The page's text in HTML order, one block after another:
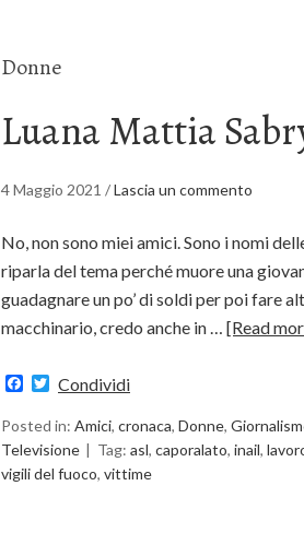
Donne
Luana Mattia
4 Maggio 2021 /Lascia un commento
No, non sono miei amici. Sono i nomi
riparla del tema perché muore una
guadagnare un po’ di soldi per poi fare
macchinario, credo anche in … [Read
Facebook
Twitter
Condividi
Posted in: Amici, cronaca, Donne,
Televisione
Tag: asl, caporalato, inail,
vigili del fuoco, vittime